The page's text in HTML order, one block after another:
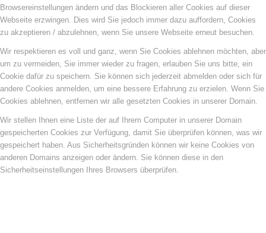
Browsereinstellungen ändern und das Blockieren aller Cookies auf dieser
Webseite erzwingen. Dies wird Sie jedoch immer dazu auffordern, Cookies
zu akzeptieren / abzulehnen, wenn Sie unsere Webseite erneut besuchen.
Wir respektieren es voll und ganz, wenn Sie Cookies ablehnen möchten, aber
um zu vermeiden, Sie immer wieder zu fragen, erlauben Sie uns bitte, ein
Cookie dafür zu speichern. Sie können sich jederzeit abmelden oder sich für
andere Cookies anmelden, um eine bessere Erfahrung zu erzielen. Wenn Sie
Cookies ablehnen, entfernen wir alle gesetzten Cookies in unserer Domain.
Wir stellen Ihnen eine Liste der auf Ihrem Computer in unserer Domain
gespeicherten Cookies zur Verfügung, damit Sie überprüfen können, was wir
gespeichert haben. Aus Sicherheitsgründen können wir keine Cookies von
anderen Domains anzeigen oder ändern. Sie können diese in den
Sicherheitseinstellungen Ihres Browsers überprüfen.